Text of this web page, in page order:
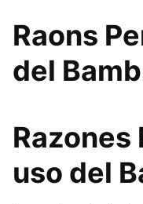
Raons
del
Razones
uso del